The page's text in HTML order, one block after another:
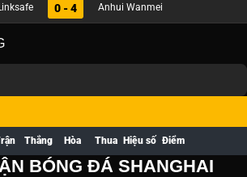
0 - 4 Anhui Wanmei
Thắng Hòa Thua Hiệu số Điểm
BÓNG ĐÁ SHANGHAI